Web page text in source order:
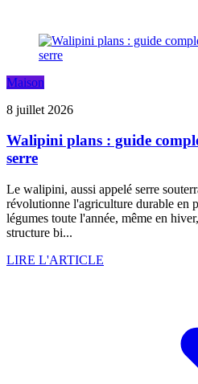
Maison
8 juillet 2026
Walipini plans : guide
serre
Le walipini, aussi appelé serre
révolutionne l'agriculture durable en
légumes toute l'année, même en
structure bi...
LIRE L'ARTICLE